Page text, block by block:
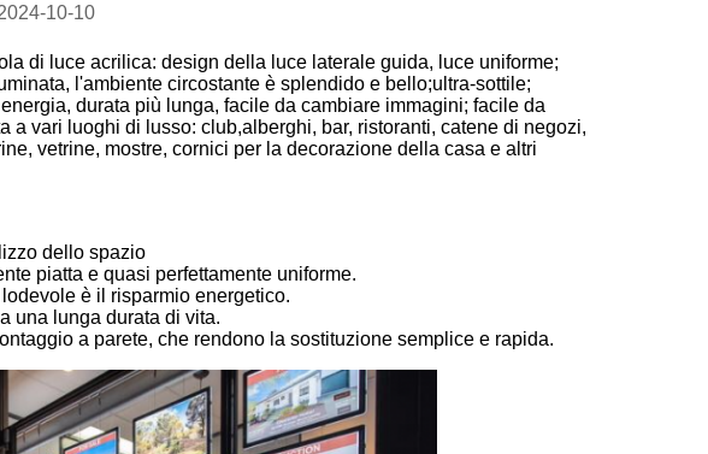
10-10
di luce acrilica: design della luce laterale guida, luce uniforme;
l'ambiente circostante è splendido e bello;ultra-sottile;
durata più lunga, facile da cambiare immagini; facile da
a vari luoghi di lusso: club,alberghi, bar, ristoranti, catene di negozi,
vetrine, mostre, cornici per la decorazione della casa e altri
dello spazio
piatta e quasi perfettamente uniforme.
è il risparmio energetico.
una lunga durata di vita.
a parete, che rendono la sostituzione semplice e rapida.